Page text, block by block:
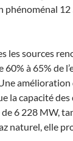
phénoménal
les sources
à 65% de
amélioration
la capacité des
6 228 MW,
naturel, elle